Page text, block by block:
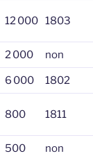
12 000 1803
2 000 non
6 000 1802
800 1811
500 non